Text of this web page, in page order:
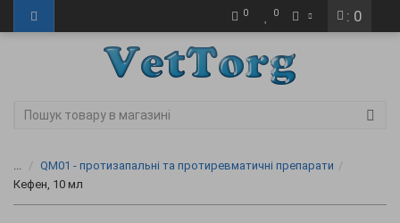
: 0
0 0
...
QM01 - протизапальні та протиревматичні препарати
Кефен, 10 мл